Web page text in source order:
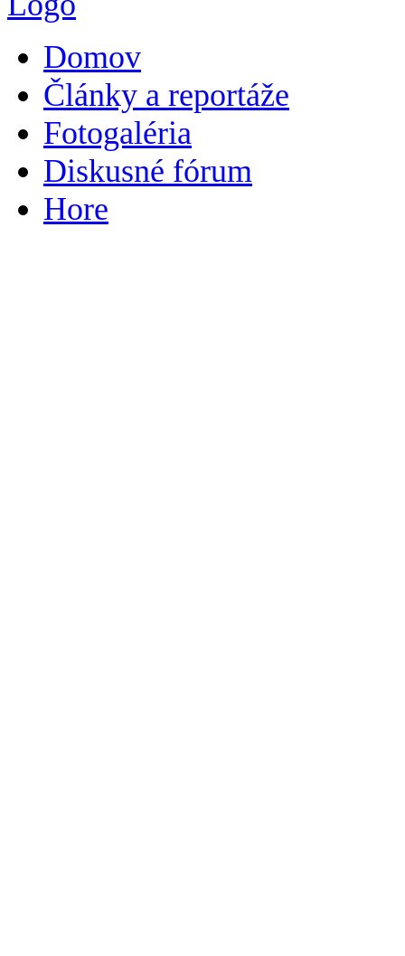
Domov
Články a reportáže
Fotogaléria
Diskusné fórum
Hore